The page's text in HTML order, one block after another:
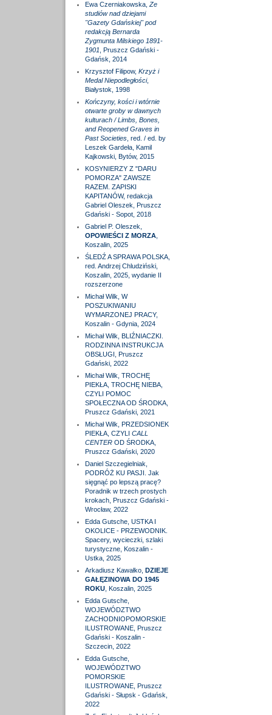
Ewa Czerniakowska, Ze
studiów nad dziejami
"Gazety Gdańskiej" pod
redakcją Bernarda
Zygmunta Milskiego 1891-
1901 , Pruszcz Gdański -
Gdańsk, 2014
Krzysztof Filipow, Krzyż i
Medal Niepodległości,
Białystok, 1998
Kończyny, kości i wtórnie
otwarte groby w dawnych
kulturach / Limbs, Bones,
and Reopened Graves in
Past Societies, red. / ed. by
Leszek Gardeła, Kamil
Kajkowski, Bytów, 2015
KOSYNIERZY Z "DARU
POMORZA" ZAWSZE
RAZEM. ZAPISKI
KAPITANÓW, redakcja
Gabriel Oleszek, Pruszcz
Gdański - Sopot, 2018
Gabriel P. Oleszek,
OPOWIEŚCI Z MORZA,
Koszalin, 2025
ŚLEDŹ A SPRAWA POLSKA,
red. Andrzej Chludziński,
Koszalin, 2025, wydanie II
rozszerzone
Michał Wilk, W
POSZUKIWANIU
WYMARZONEJ PRACY,
Koszalin - Gdynia, 2024
Michał Wilk, BLIŹNIACZKI.
RODZINNA INSTRUKCJA
OBSŁUGI, Pruszcz
Gdański, 2022
Michał Wilk, TROCHĘ
PIEKŁA, TROCHĘ NIEBA,
CZYLI POMOC
SPOŁECZNA OD ŚRODKA,
Pruszcz Gdański, 2021
Michał Wilk, PRZEDSIONEK
PIEKŁA, CZYLI CALL
CENTEROD ŚRODKA,
Pruszcz Gdański, 2020
Daniel Szczegielniak,
PODRÓŻ KU PASJI. Jak
sięgnąć po lepszą pracę?
Poradnik w trzech prostych
krokach, Pruszcz Gdański -
Wrocław, 2022
Edda Gutsche, USTKA I
OKOLICE - PRZEWODNIK.
Spacery, wycieczki, szlaki
turystyczne, Koszalin -
Ustka, 2025
Arkadiusz Kawałko, DZIEJE
GAŁĘZINOWA DO 1945
ROKU, Koszalin, 2025
Edda Gutsche,
WOJEWÓDZTWO
ZACHODNIOPOMORSKIE
ILUSTROWANE, Pruszcz
Gdański - Koszalin -
Szczecin, 2022
Edda Gutsche,
WOJEWÓDZTWO
POMORSKIE
ILUSTROWANE, Pruszcz
Gdański - Słupsk - Gdańsk,
2022